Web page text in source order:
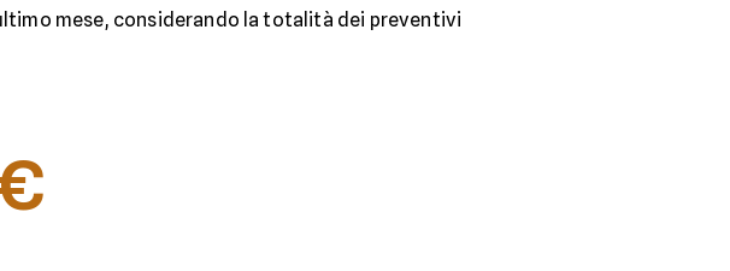
mese, considerando la totalità dei preventivi